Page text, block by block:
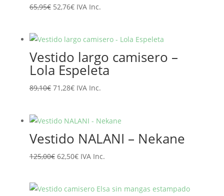
65,95€ El
era:
65,95€.
52,76€El
es:
52,76€.
IVA Inc.
Vestido largo camisero –
Lola Espeleta
89,10€ El
era:
89,10€.
71,28€El
es:
71,28€.
IVA Inc.
Vestido NALANI – Nekane
125,00€ El
62,50€ElIVA Inc.